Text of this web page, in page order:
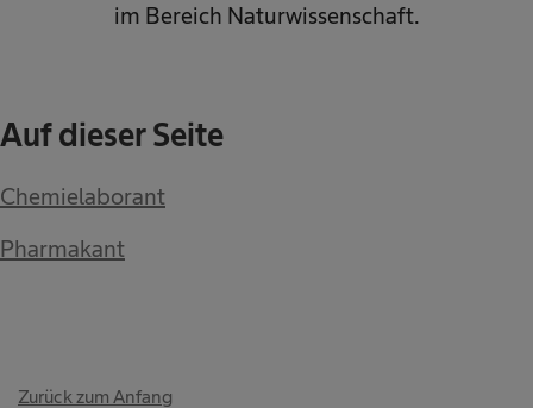
im Bereich Naturwissenschaft.
Auf dieser Seite
Chemielaborant
Pharmakant
Zurück zum Anfang